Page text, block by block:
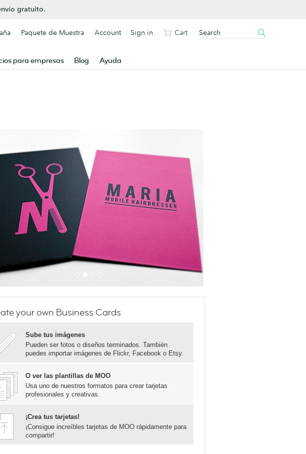
gratuito.
para empresas Blog Ayuda
Paquete de Muestra Account Sign in Cart
your own Business Cards
Sube tus imágenes
Pueden ser fotos o diseños terminados. También
puedes importar imágenes de Flickr, Facebook o Etsy.
O ver las plantillas de MOO
Usa uno de nuestros formatos para crear tarjetas
profesionales y creativas.
¡Crea tus tarjetas!
¡Consigue increíbles tarjetas de MOO rápidamente para
compartir!